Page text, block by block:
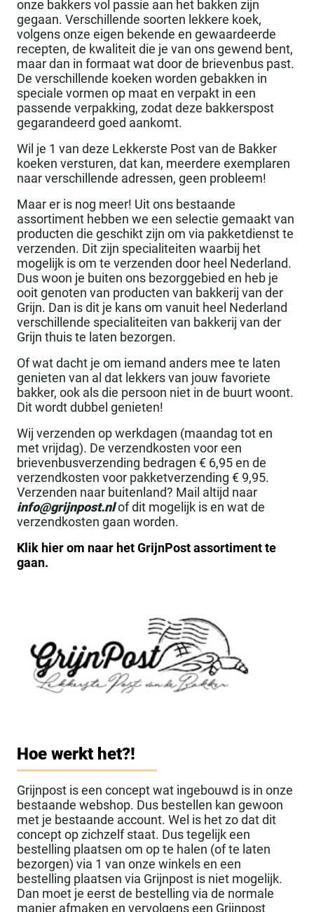
onze bakkers vol passie aan het bakken zijn
gegaan. Verschillende soorten lekkere koek,
volgens onze eigen bekende en gewaardeerde
recepten, de kwaliteit die je van ons gewend bent,
maar dan in formaat wat door de brievenbus past.
De verschillende koeken worden gebakken in
speciale vormen op maat en verpakt in een
passende verpakking, zodat deze bakkerspost
gegarandeerd goed aankomt.
Wil je 1 van deze Lekkerste Post van de Bakker
koeken versturen, dat kan, meerdere exemplaren
naar verschillende adressen, geen probleem!
Maar er is nog meer! Uit ons bestaande
assortiment hebben we een selectie gemaakt van
producten die geschikt zijn om via pakketdienst te
verzenden. Dit zijn specialiteiten waarbij het
mogelijk is om te verzenden door heel Nederland.
Dus woon je buiten ons bezorggebied en heb je
ooit genoten van producten van bakkerij van der
Grijn. Dan is dit je kans om vanuit heel Nederland
verschillende specialiteiten van bakkerij van der
Grijn thuis te laten bezorgen.
Of wat dacht je om iemand anders mee te laten
genieten van al dat lekkers van jouw favoriete
bakker, ook als die persoon niet in de buurt woont.
Dit wordt dubbel genieten!
Wij verzenden op werkdagen (maandag tot en
met vrijdag). De verzendkosten voor een
brievenbusverzending bedragen € 6,95 en de
verzendkosten voor pakketverzending € 9,95.
Verzenden naar buitenland? Mail altijd naar
info@grijnpost.nlof dit mogelijk is en wat de
verzendkosten gaan worden.
Klik hier om naar het GrijnPost assortiment te
gaan.
Hoe werkt het?!
Grijnpost is een concept wat ingebouwd is in onze
bestaande webshop. Dus bestellen kan gewoon
met je bestaande account. Wel is het zo dat dit
concept op zichzelf staat. Dus tegelijk een
bestelling plaatsen om op te halen (of te laten
bezorgen) via 1 van onze winkels en een
bestelling plaatsen via Grijnpost is niet mogelijk.
Dan moet je eerst de bestelling via de normale
manier afmaken en vervolgens een Grijnpost